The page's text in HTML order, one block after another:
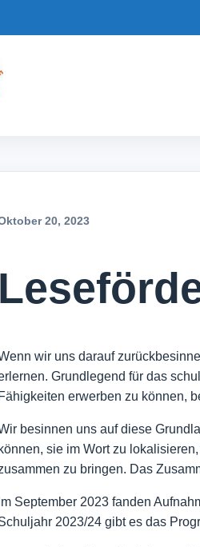
20, 2023
wir uns darauf
Grundlegend für das
Fähigkeiten erwerben zu können,
besinnen uns auf diese
können, sie im Wort zu
zu bringen. Das
Im September 2023 fanden
2023/24 gibt es das